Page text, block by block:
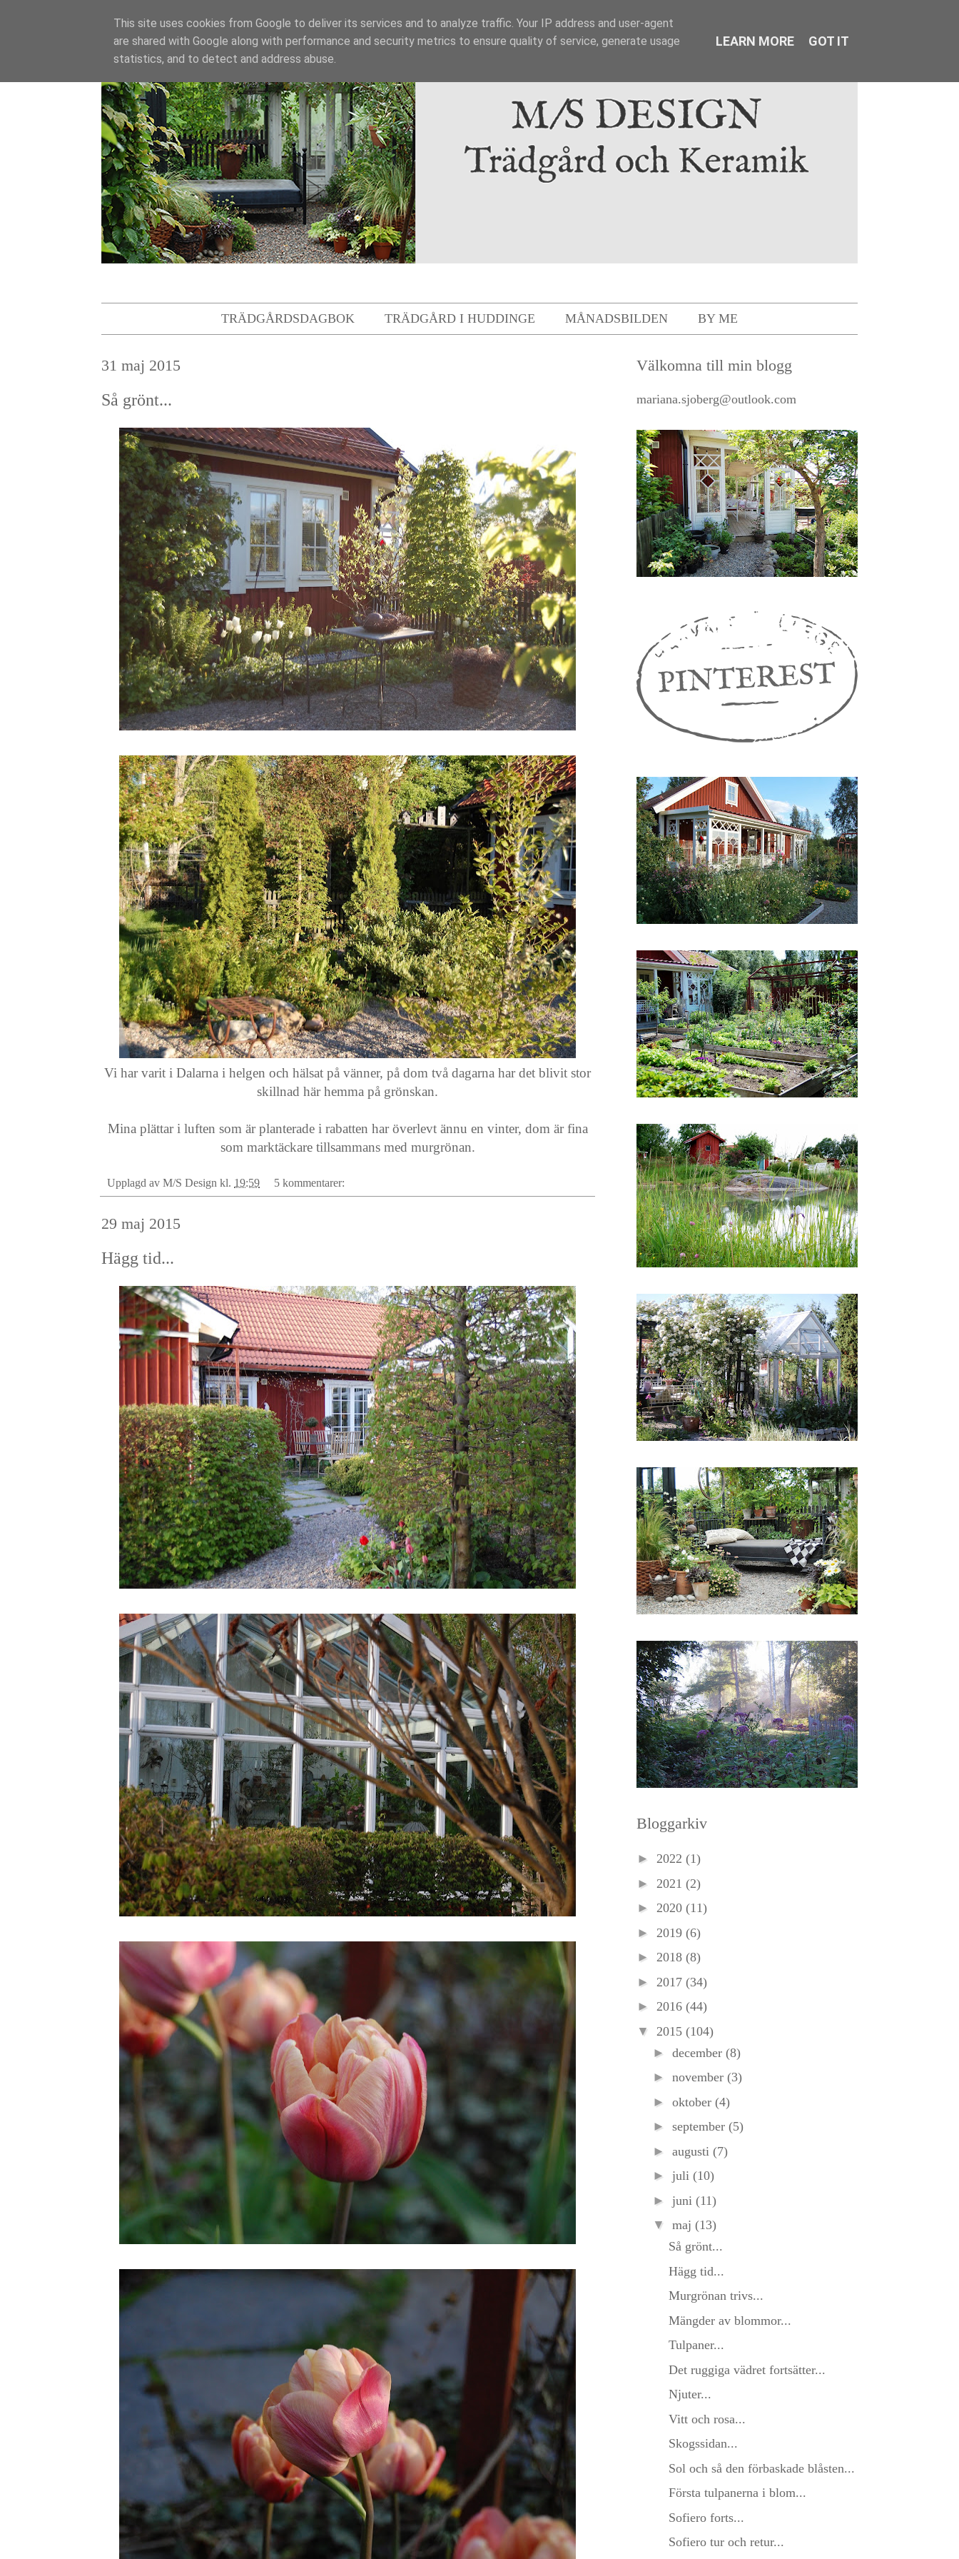
TRÄDGÅRDSDAGBOK TRÄDGÅRD I HUDDINGE MÅNADSBILDEN BY ME
31 maj 2015
Så grönt...
Vi har varit i Dalarna i helgen och hälsat på vänner, på dom två dagarna har det blivit stor
skillnad här hemma på grönskan.
Mina plättar i luften som är planterade i rabatten har överlevt ännu en vinter, dom är fina
som marktäckare tillsammans med murgrönan.
Upplagd av M/S Design kl. 19:59 5 kommentarer:
29 maj 2015
Hägg tid...
Välkomna till min blogg
mariana.sjoberg@outlook.com
Bloggarkiv
► 2022 (1)
► 2021 (2)
► 2020 (11)
► 2019 (6)
► 2018 (8)
► 2017 (34)
► 2016 (44)
▼ 2015 (104)
► december (8)
► november (3)
► oktober (4)
► september (5)
► augusti (7)
► juli (10)
► juni (11)
▼ maj (13)
Så grönt...
Hägg tid...
Murgrönan trivs...
Mängder av blommor...
Tulpaner...
Det ruggiga vädret fortsätter...
Njuter...
Vitt och rosa...
Skogssidan...
Sol och så den förbaskade blåsten...
Första tulpanerna i blom...
Sofiero forts...
Sofiero tur och retur...
This site uses cookies from Google to deliver its services and to analyze traffic. Your IP address and user-agent
are shared with Google along with performance and security metrics to ensure quality of service, generate usage
statistics, and to detect and address abuse.
LEARN MORE GOT IT